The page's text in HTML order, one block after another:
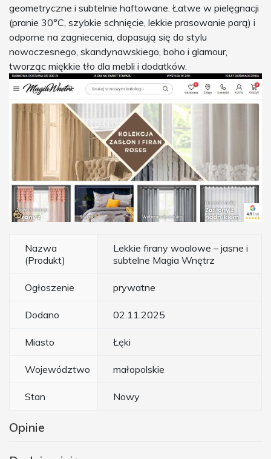
geometryczne i subtelnie haftowane. Łatwe w pielęgnacji
(pranie 30°C, szybkie schnięcie, lekkie prasowanie parą) i
odporne na zagniecenia, dopasują się do stylu
nowoczesnego, skandynawskiego, boho i glamour,
tworząc miękkie tło dla mebli i dodatków.
Nazwa
(Produkt)
Lekkie firany woalowe – jasne i
subtelne Magia Wnętrz
Ogłoszenie prywatne
Dodano 02.11.2025
Miasto Łęki
Województwo małopolskie
Stan Nowy
Opinie